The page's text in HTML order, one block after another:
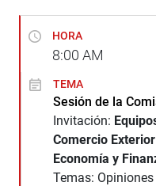
HORA
8:00 AM
TEMA
Sesión de la
Invitación:
Comercio
Economía y
Temas: